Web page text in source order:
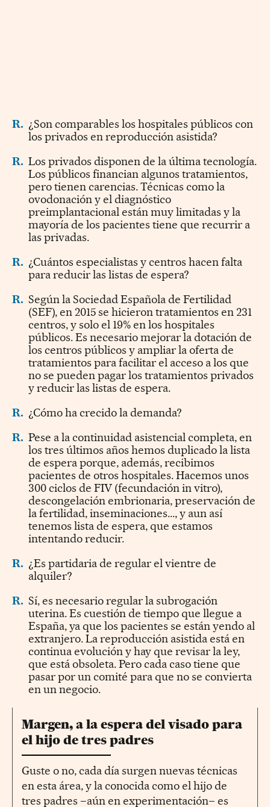
R. ¿Son comparables los hospitales públicos con
los privados en reproducción asistida?
R. Los privados disponen de la última tecnología.
Los públicos financian algunos tratamientos,
pero tienen carencias. Técnicas como la
ovodonación y el diagnóstico
preimplantacional están muy limitadas y la
mayoría de los pacientes tiene que recurrir a
las privadas.
R. ¿Cuántos especialistas y centros hacen falta
para reducir las listas de espera?
R. Según la Sociedad Española de Fertilidad
(SEF), en 2015 se hicieron tratamientos en 231
centros, y solo el 19% en los hospitales
públicos. Es necesario mejorar la dotación de
los centros públicos y ampliar la oferta de
tratamientos para facilitar el acceso a los que
no se pueden pagar los tratamientos privados
y reducir las listas de espera.
R. ¿Cómo ha crecido la demanda?
R. Pese a la continuidad asistencial completa, en
los tres últimos años hemos duplicado la lista
de espera porque, además, recibimos
pacientes de otros hospitales. Hacemos unos
300 ciclos de FIV (fecundación in vitro),
descongelación embrionaria, preservación de
la fertilidad, inseminaciones..., y aun así
tenemos lista de espera, que estamos
intentando reducir.
R. ¿Es partidaria de regular el vientre de
alquiler?
R. Sí, es necesario regular la subrogación
uterina. Es cuestión de tiempo que llegue a
España, ya que los pacientes se están yendo al
extranjero. La reproducción asistida está en
continua evolución y hay que revisar la ley,
que está obsoleta. Pero cada caso tiene que
pasar por un comité para que no se convierta
en un negocio.
Margen, a la espera del visado para
el hijo de tres padres
Guste o no, cada día surgen nuevas técnicas
en esta área, y la conocida como el hijo de
tres padres –aún en experimentación– es